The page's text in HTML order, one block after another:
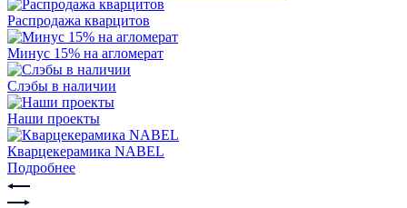
Распродажа кварцитов
Минус 15% на агломерат
Слэбы в наличии
Наши проекты
Кварцекерамика NABEL
Подробнее